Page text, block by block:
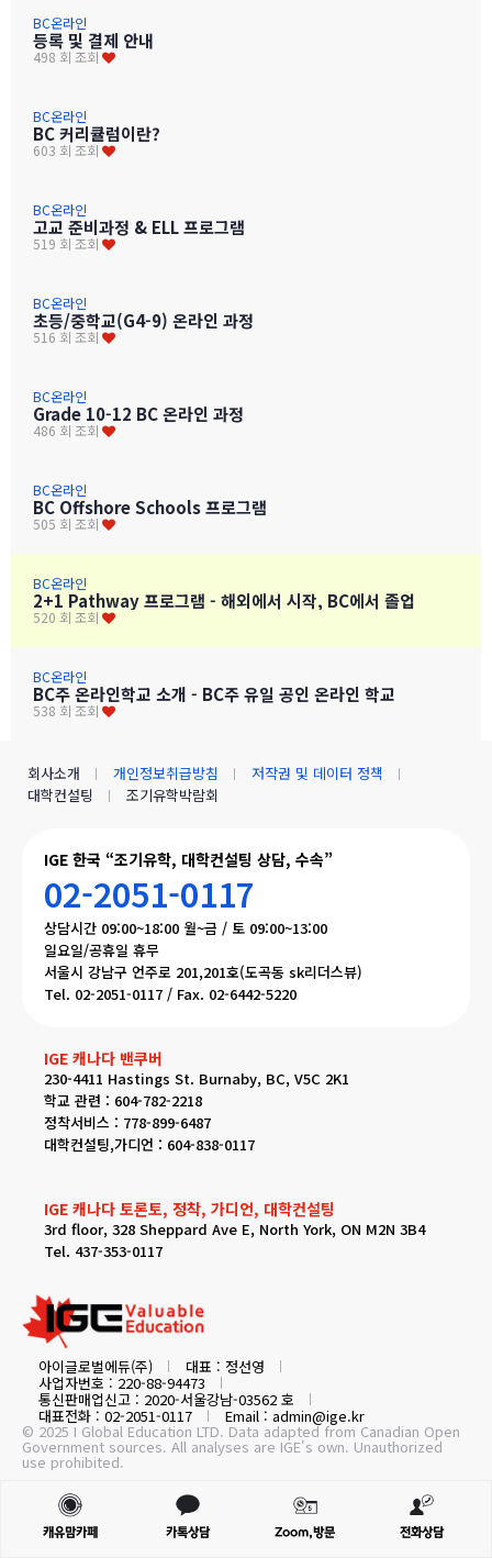
BC온라인
등록 및 결제 안내
498 회 조회
BC온라인
BC 커리큘럼이란?
603 회 조회
BC온라인
고교 준비과정 & ELL 프로그램
519 회 조회
BC온라인
초등/중학교(G4-9) 온라인 과정
516 회 조회
BC온라인
Grade 10-12 BC 온라인 과정
486 회 조회
BC온라인
BC Offshore Schools 프로그램
505 회 조회
BC온라인
2+1 Pathway 프로그램 - 해외에서 시작, BC에서 졸업
520 회 조회
BC온라인
BC주 온라인학교 소개 - BC주 유일 공인 온라인 학교
538 회 조회
IGE 한국 “조기유학, 대학컨설팅 상담, 수속”
02-2051-0117
상담시간 09:00~18:00 월~금 / 토 09:00~13:00
일요일/공휴일 휴무
서울시 강남구 언주로 201,201호(도곡동 sk리더스뷰)
Tel. 02-2051-0117 / Fax. 02-6442-5220
IGE 캐나다 밴쿠버
230-4411 Hastings St. Burnaby, BC, V5C 2K1
학교 관련 : 604-782-2218
정착서비스 : 778-899-6487
대학컨설팅,가디언 : 604-838-0117
IGE 캐나다 토론토, 정착, 가디언, 대학컨설팅
3rd floor, 328 Sheppard Ave E, North York, ON M2N 3B4
Tel. 437-353-0117
아이글로벌에듀(주) 대표 : 정선영
사업자번호 : 220-88-94473
통신판매업신고 : 2020-서울강남-03562 호
대표전화 : 02-2051-0117 Email : admin@ige.kr
회사소개 개인정보취급방침
저작권 및 데이터 정책
대학컨설팅
조기유학박람회
© 2025 I Global Education LTD. Data adapted from Canadian Open
Government sources. All analyses are IGE's own. Unauthorized
use prohibited.
캐유맘카페 카톡상담 Zoom,방문 전화상담